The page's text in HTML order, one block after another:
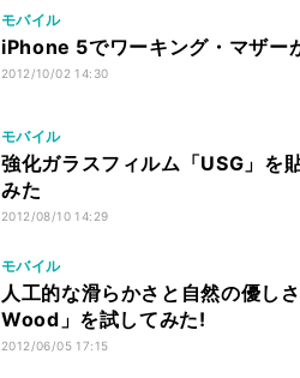
モバイル
iPhone 5でワーキング・マザー
2012/10/02 14:30
モバイル
強化ガラスフィルム「USG」を
みた
2012/08/10 14:29
モバイル
人工的な滑らかさと自然の優し
Wood」を試してみた!
2012/06/05 17:15